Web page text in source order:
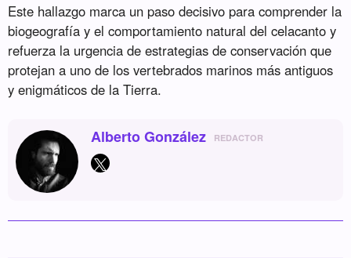
Este hallazgo marca un paso decisivo para comprender la
biogeografía y el comportamiento natural del celacanto y
refuerza la urgencia de estrategias de conservación que
protejan a uno de los vertebrados marinos más antiguos
y enigmáticos de la Tierra.
Alberto González REDACTOR